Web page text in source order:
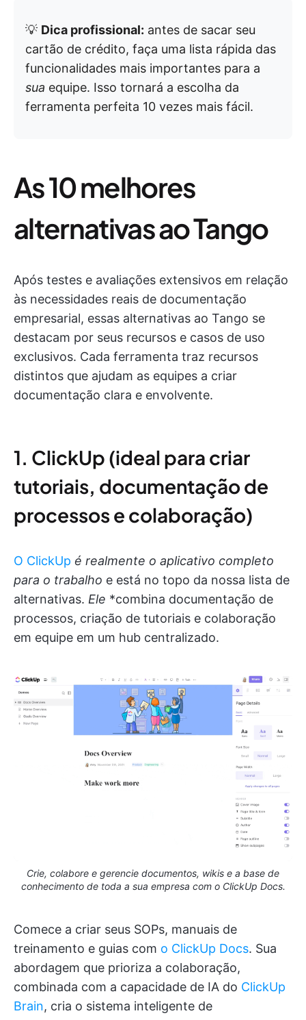
💡 Dica profissional: antes de sacar seu
cartão de crédito, faça uma lista rápida das
funcionalidades mais importantes para a
sua equipe. Isso tornará a escolha da
ferramenta perfeita 10 vezes mais fácil.
As 10 melhores
alternativas ao Tango
Após testes e avaliações extensivos em relação
às necessidades reais de documentação
empresarial, essas alternativas ao Tango se
destacam por seus recursos e casos de uso
exclusivos. Cada ferramenta traz recursos
distintos que ajudam as equipes a criar
documentação clara e envolvente.
1. ClickUp (ideal para criar
tutoriais, documentação de
processos e colaboração)
O ClickUp é realmente o aplicativo completo
para o trabalho e está no topo da nossa lista de
alternativas. Ele *combina documentação de
processos, criação de tutoriais e colaboração
em equipe em um hub centralizado.
Crie, colabore e gerencie documentos, wikis e a base de
conhecimento de toda a sua empresa com o ClickUp Docs.
Comece a criar seus SOPs, manuais de
treinamento e guias com o ClickUp Docs. Sua
abordagem que prioriza a colaboração,
combinada com a capacidade de IA do ClickUp
Brain, cria o sistema inteligente de